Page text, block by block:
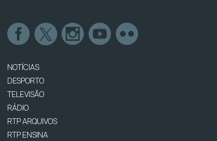
NOTÍCIAS
DESPORTO
TELEVISÃO
RÁDIO
RTP ARQUIVOS
RTP ENSINA